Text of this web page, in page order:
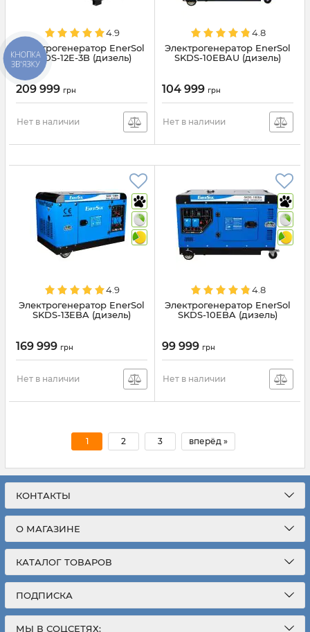
4.9
Электрогенератор EnerSol
SKDS-12E-3B (дизель)
209 999 грн
Нет в наличии
4.8
Электрогенератор EnerSol
SKDS-10EBAU (дизель)
104 999 грн
Нет в наличии
4.9
Электрогенератор EnerSol
SKDS-13EBA (дизель)
169 999 грн
Нет в наличии
4.8
Электрогенератор EnerSol
SKDS-10EBA (дизель)
99 999 грн
Нет в наличии
1 2 3 вперёд »
КОНТАКТЫ
О МАГАЗИНЕ
КАТАЛОГ ТОВАРОВ
ПОДПИСКА
МЫ В СОЦСЕТЯХ:
КНОПКА
ЗВ'ЯЗКУ